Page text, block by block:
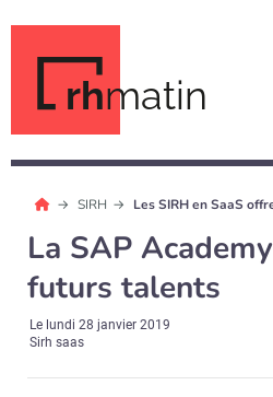
rhmatin
SIRH Les SIRH en SaaS
La SAP
futurs talents
Le lundi 28 janvier 2019
Sirh saas